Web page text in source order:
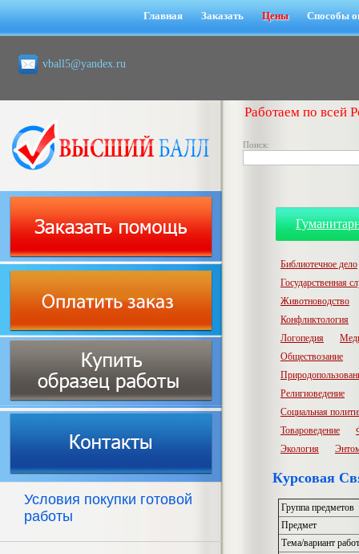
Главная Заказать Цены Способы
vball5@yandex.ru
Работаем по всей
Поиск:
Условия покупки готовой
работы
Библиотечное дело
Государственная
Животноводство
Конфликтология
Логопедия
Обществозание
Религиоведение
Социальная
Товароведение
Экология
Курсовая
Группа предметов
Предмет
Тема/вариант